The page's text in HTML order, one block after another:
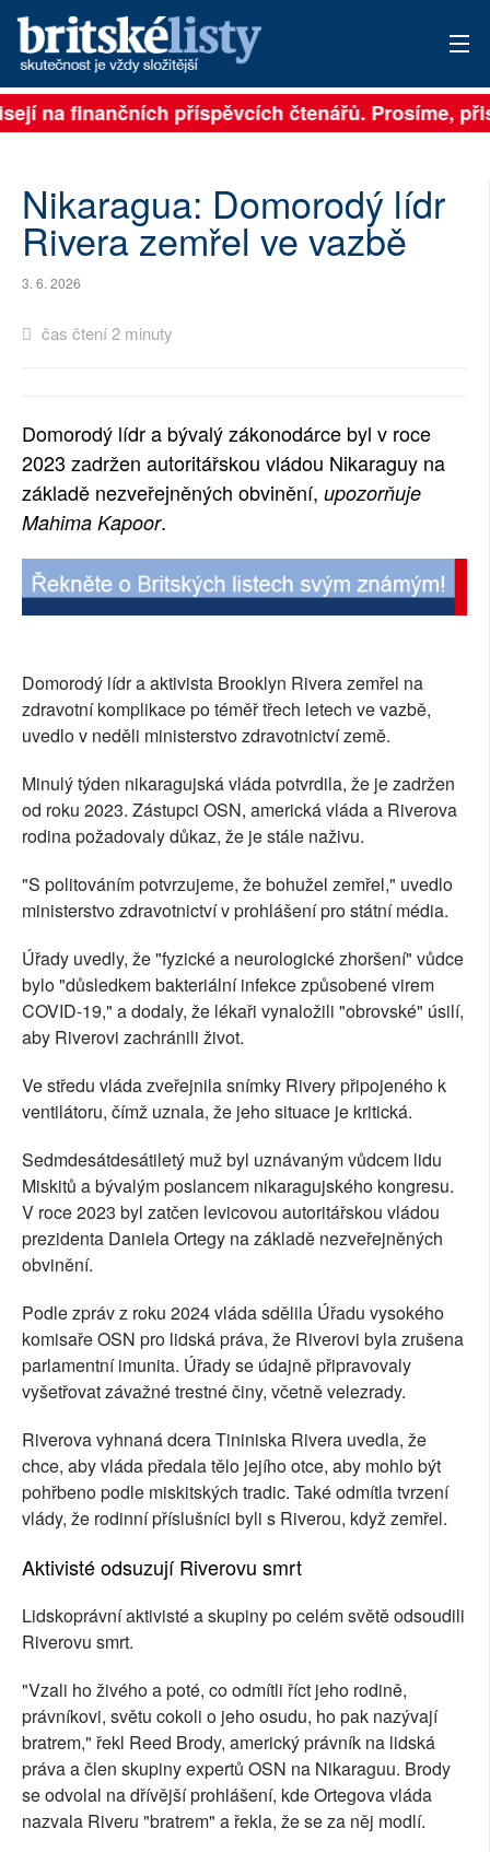
PŘIHLÁSIT
ARCHIV
PŘÍSPĚVKY NA PROVOZ
SOCIÁLNÍ SÍTĚ
RUBRIKY
PLNÁ VERZE STRÁNEK
na finančních příspěvcích čtenářů. Prosíme,
Nikaragua: Domorodý lídr
Rivera zemřel ve vazbě
3. 6. 2026
čas čtení 2 minuty
Domorodý lídr a bývalý zákonodárce byl v roce
2023 zadržen autoritářskou vládou Nikaraguy na
základě nezveřejněných obvinění, upozorňuje
Mahima Kapoor.
Domorodý lídr a aktivista Brooklyn Rivera zemřel na
zdravotní komplikace po téměř třech letech ve vazbě,
uvedlo v neděli ministerstvo zdravotnictví země.
Minulý týden nikaragujská vláda potvrdila, že je zadržen
od roku 2023. Zástupci OSN, americká vláda a Riverova
rodina požadovaly důkaz, že je stále naživu.
"S politováním potvrzujeme, že bohužel zemřel," uvedlo
ministerstvo zdravotnictví v prohlášení pro státní média.
Úřady uvedly, že "fyzické a neurologické zhoršení" vůdce
bylo "důsledkem bakteriální infekce způsobené virem
COVID-19," a dodaly, že lékaři vynaložili "obrovské" úsilí,
aby Riverovi zachránili život.
Ve středu vláda zveřejnila snímky Rivery připojeného k
ventilátoru, čímž uznala, že jeho situace je kritická.
Sedmdesátdesátiletý muž byl uznávaným vůdcem lidu
Miskitů a bývalým poslancem nikaragujského kongresu.
V roce 2023 byl zatčen levicovou autoritářskou vládou
prezidenta Daniela Ortegy na základě nezveřejněných
obvinění.
Podle zpráv z roku 2024 vláda sdělila Úřadu vysokého
komisaře OSN pro lidská práva, že Riverovi byla zrušena
parlamentní imunita. Úřady se údajně připravovaly
vyšetřovat závažné trestné činy, včetně velezrady.
Riverova vyhnaná dcera Tininiska Rivera uvedla, že
chce, aby vláda předala tělo jejího otce, aby mohlo být
pohřbeno podle miskitských tradic. Také odmítla tvrzení
vlády, že rodinní příslušníci byli s Riverou, když zemřel.
Aktivisté odsuzují Riverovu smrt
Lidskoprávní aktivisté a skupiny po celém světě odsoudili
Riverovu smrt.
"Vzali ho živého a poté, co odmítli říct jeho rodině,
právníkovi, světu cokoli o jeho osudu, ho pak nazývají
bratrem," řekl Reed Brody, americký právník na lidská
práva a člen skupiny expertů OSN na Nikaraguu. Brody
se odvolal na dřívější prohlášení, kde Ortegova vláda
nazvala Riveru "bratrem" a řekla, že se za něj modlí.